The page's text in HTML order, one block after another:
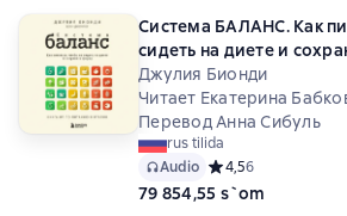
Система БАЛАНС. Как
сидеть на диете и
Джулия Бионди
Читает Екатерина
Перевод Анна Сибуль
rus tilida
Audio Средний рейтинг
4,56
79 854,55 s`om